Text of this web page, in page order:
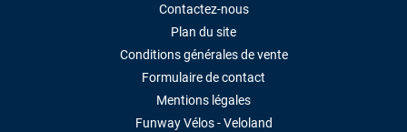
Contactez-nous
Plan du site
Conditions générales de vente
Formulaire de contact
Mentions légales
Funway Vélos - Veloland